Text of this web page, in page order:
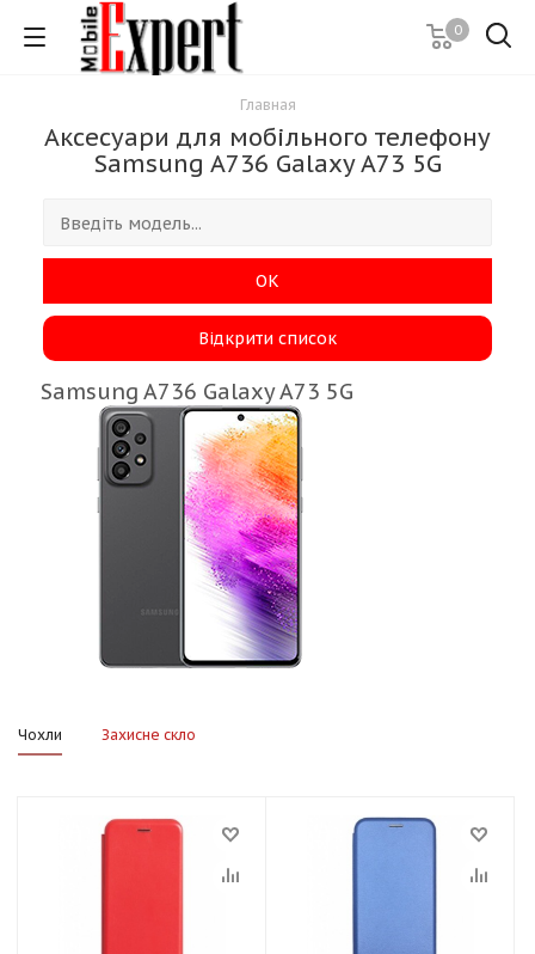
0
Главная
Аксесуари для мобільного телефону
Samsung A736 Galaxy A73 5G
ОК
Відкрити список
Samsung A736 Galaxy A73 5G
Чохли Захисне скло